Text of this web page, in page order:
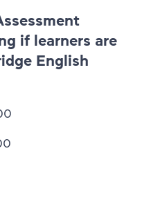
if learners are
English